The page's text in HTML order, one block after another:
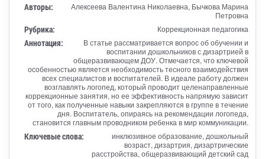
Авторы:
Алексеева Валентина Николаевна, Бычкова Марина
Петровна
Рубрика: Коррекционная педагогика
Аннотация:
В статье рассматривается вопрос об обучении и
воспитании дошкольников с дизартрией в
общеразвивающем ДОУ. Отмечается, что ключевой
особенностью является необходимость тесного взаимодействия
всех специалистов и воспитателей. В идеале работу должен
возглавлять логопед, который проводит целенаправленные
коррекционные занятия, но ее эффективность напрямую зависит
от того, как полученные навыки закрепляются в группе в течение
дня. Воспитатель, опираясь на рекомендации логопеда,
становится главным проводником ребенка в мир коммуникации.
Ключевые слова:
инклюзивное образование, дошкольный
возраст, дизартрия, дизартрические
расстройства, общеразвивающий детский сад